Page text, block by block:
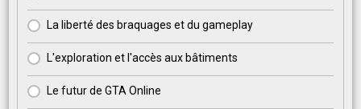
La liberté des braquages et du gameplay
L'exploration et l'accès aux bâtiments
Le futur de GTA Online